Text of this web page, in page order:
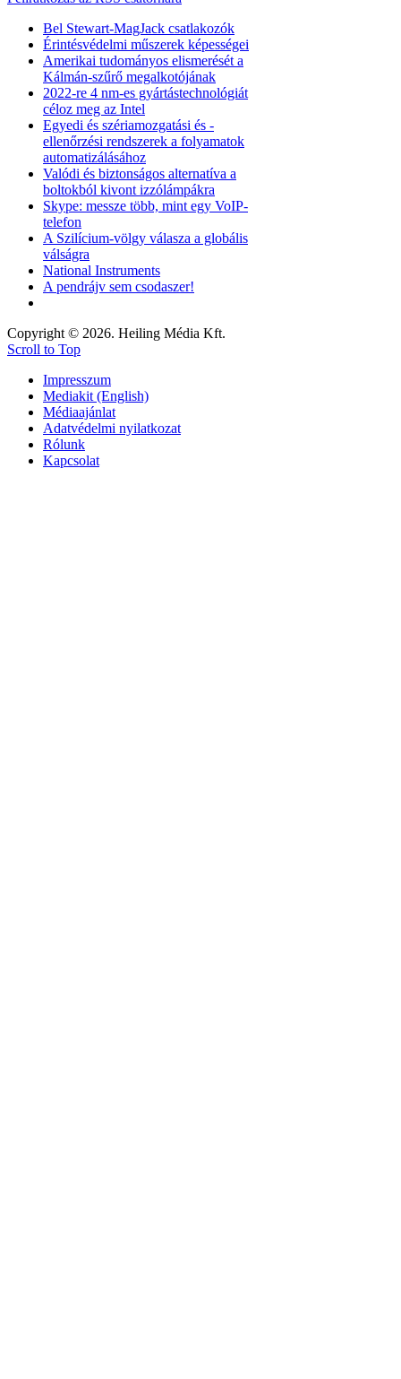
Bel Stewart-MagJack csatlakozók
Érintésvédelmi műszerek képességei
Amerikai tudományos elismerését a
Kálmán-szűrő megalkotójának
2022-re 4 nm-es gyártástechnológiát
céloz meg az Intel
Egyedi és szériamozgatási és -
ellenőrzési rendszerek a folyamatok
automatizálásához
Valódi és biztonságos alternatíva a
boltokból kivont izzólámpákra
Skype: messze több, mint egy VoIP-
telefon
A Szilícium-völgy válasza a globális
válságra
National Instruments
A pendrájv sem csodaszer!
Copyright © 2026. Heiling Média Kft.
Scroll to Top
Impresszum
Mediakit (English)
Médiaajánlat
Adatvédelmi nyilatkozat
Rólunk
Kapcsolat